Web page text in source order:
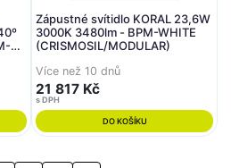
Zápustné svítidlo KORAL 23,6W
3000K 3480lm - BPM-WHITE
(CRISMOSIL/MODULAR)
Více než 10 dnů
21 817 Kč
s DPH
DO KOŠÍKU